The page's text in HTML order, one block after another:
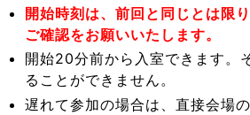
開始時刻は、前回と同じとは限
ご確認をお願いいたします。
開始20分前から入室できます。
ることができません。
遅れて参加の場合は、直接会場